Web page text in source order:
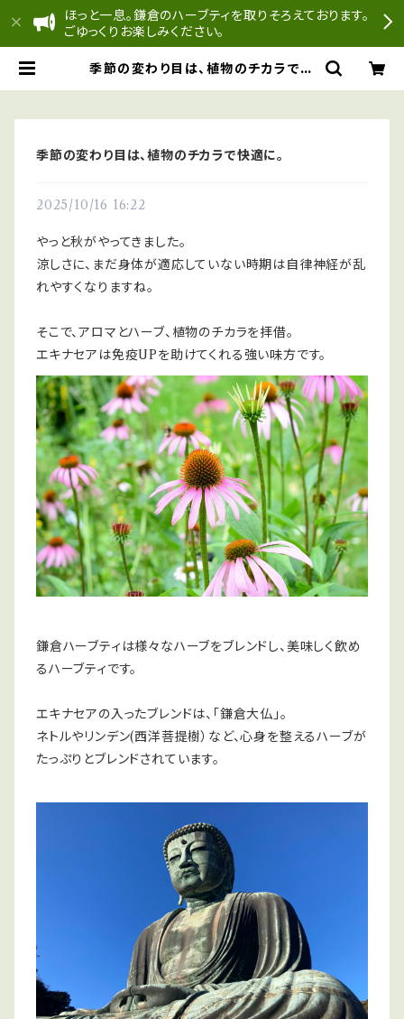
ほっと一息。鎌倉のハーブティを取りそろえております。
ごゆっくりお楽しみください。
季節の変わり目は、植物のチカラで快
季節の変わり目は、植物のチカラで快適に。
2025/10/16 16:22
やっと秋がやってきました。
涼しさに、まだ身体が適応していない時期は自律神経が乱
れやすくなりますね。
そこで、アロマとハーブ、植物のチカラを拝借。
エキナセアは免疫UPを助けてくれる強い味方です。
鎌倉ハーブティは様々なハーブをブレンドし、美味しく飲め
るハーブティです。
エキナセアの入ったブレンドは、「鎌倉大仏」。
ネトルやリンデン(西洋菩提樹）など、心身を整えるハーブが
たっぷりとブレンドされています。